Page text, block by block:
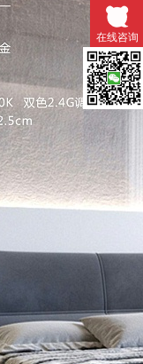
在线咨询
微信扫一扫